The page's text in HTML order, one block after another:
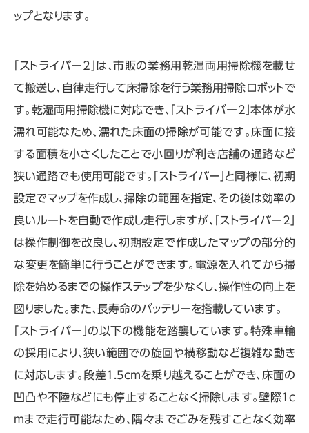
ップとなります。
「ストライバー2」は、市販の業務用乾湿両用掃除機を載せ
て搬送し、自律走行して床掃除を行う業務用掃除ロボットで
す。乾湿両用掃除機に対応でき、「ストライバー2」本体が水
濡れ可能なため、濡れた床面の掃除が可能です。床面に接
する面積を小さくしたことで小回りが利き店舗の通路など
狭い通路でも使用可能です。「ストライバー」と同様に、初期
設定でマップを作成し、掃除の範囲を指定、その後は効率の
良いルートを自動で作成し走行しますが、「ストライバー2」
は操作制御を改良し、初期設定で作成したマップの部分的
な変更を簡単に行うことができます。電源を入れてから掃
除を始めるまでの操作ステップを少なくし、操作性の向上を
図りました。また、長寿命のバッテリーを搭載しています。
「ストライバー」の以下の機能を踏襲しています。特殊車輪
の採用により、狭い範囲での旋回や横移動など複雑な動き
に対応します。段差1.5cmを乗り越えることができ、床面の
凹凸や不陸などにも停止することなく掃除します。壁際1c
mまで走行可能なため、隅々までごみを残すことなく効率